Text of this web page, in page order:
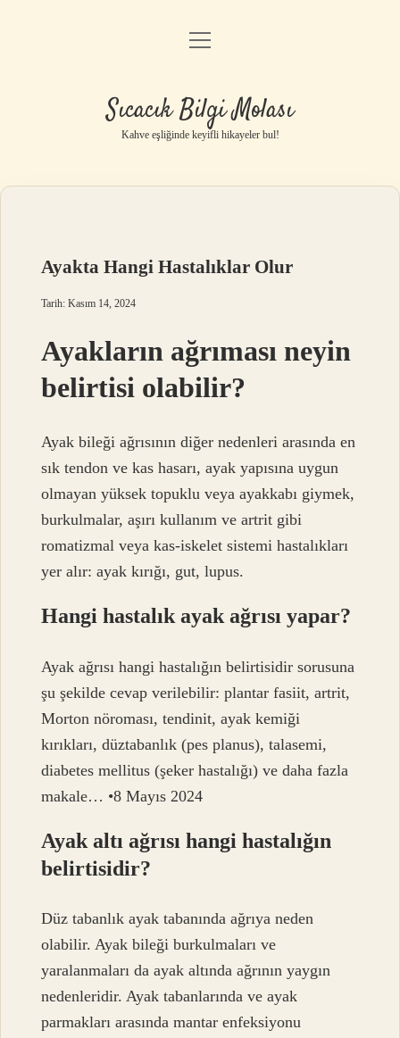
Anasayfa
Yasal Uyarı
menüyü
Sıcacık Bilgi Molası
Kahve eşliğinde keyifli hikayeler bul!
Ayakta Hangi Hastalıklar Olur
Tarih: Kasım 14, 2024
Ayakların ağrıması neyin
belirtisi olabilir?
Ayak bileği ağrısının diğer nedenleri arasında en
sık tendon ve kas hasarı, ayak yapısına uygun
olmayan yüksek topuklu veya ayakkabı giymek,
burkulmalar, aşırı kullanım ve artrit gibi
romatizmal veya kas-iskelet sistemi hastalıkları
yer alır: ayak kırığı, gut, lupus.
Hangi hastalık ayak ağrısı yapar?
Ayak ağrısı hangi hastalığın belirtisidir sorusuna
şu şekilde cevap verilebilir: plantar fasiit, artrit,
Morton nöroması, tendinit, ayak kemiği
kırıkları, düztabanlık (pes planus), talasemi,
diabetes mellitus (şeker hastalığı) ve daha fazla
makale… •8 Mayıs 2024
Ayak altı ağrısı hangi hastalığın
belirtisidir?
Düz tabanlık ayak tabanında ağrıya neden
olabilir. Ayak bileği burkulmaları ve
yaralanmaları da ayak altında ağrının yaygın
nedenleridir. Ayak tabanlarında ve ayak
parmakları arasında mantar enfeksiyonu